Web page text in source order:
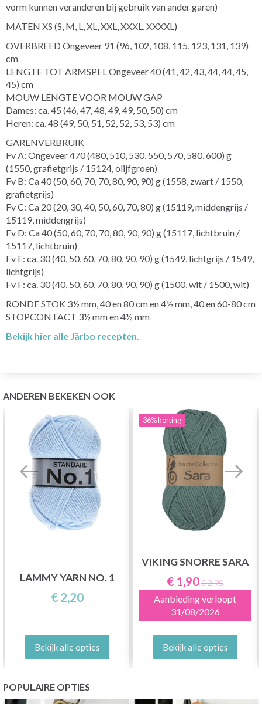
vorm kunnen veranderen bij gebruik van ander garen)
MATEN XS (S, M, L, XL, XXL, XXXL, XXXXL)
OVERBREED Ongeveer 91 (96, 102, 108, 115, 123, 131, 139)
cm
LENGTE TOT ARMSPEL Ongeveer 40 (41, 42, 43, 44, 44, 45,
45) cm
MOUW LENGTE VOOR MOUW GAP
Dames: ca. 45 (46, 47, 48, 49, 49, 50, 50) cm
Heren: ca. 48 (49, 50, 51, 52, 52, 53, 53) cm
GARENVERBRUIK
Fv A: Ongeveer 470 (480, 510, 530, 550, 570, 580, 600) g
(1550, grafietgrijs / 15124, olijfgroen)
Fv B: Ca 40 (50, 60, 70, 70, 80, 90, 90) g (1558, zwart / 1550,
grafietgrijs)
Fv C: Ca 20 (20, 30, 40, 50, 60, 70, 80) g (15119, middengrijs /
15119, middengrijs)
Fv D: Ca 40 (50, 60, 70, 70, 80, 90, 90) g (15117, lichtbruin /
15117, lichtbruin)
Fv E: ca. 30 (40, 50, 60, 70, 80, 90, 90) g (1549, lichtgrijs / 1549,
lichtgrijs)
Fv F: ca. 30 (40, 50, 60, 70, 80, 90, 90) g (1500, wit / 1500, wit)
RONDE STOK 3½ mm, 40 en 80 cm en 4½ mm, 40 en 60-80 cm
STOPCONTACT 3½ mm en 4½ mm
Bekijk hier alle Järbo recepten.
ANDEREN BEKEKEN OOK
LAMMY YARN NO. 1
€ 2,20
Bekijk alle opties
36%korting
VIKING SNORRE SARA
€ 1,90€ 2,95
Aanbieding verloopt
31/08/2026
Bekijk alle opties
POPULAIRE OPTIES